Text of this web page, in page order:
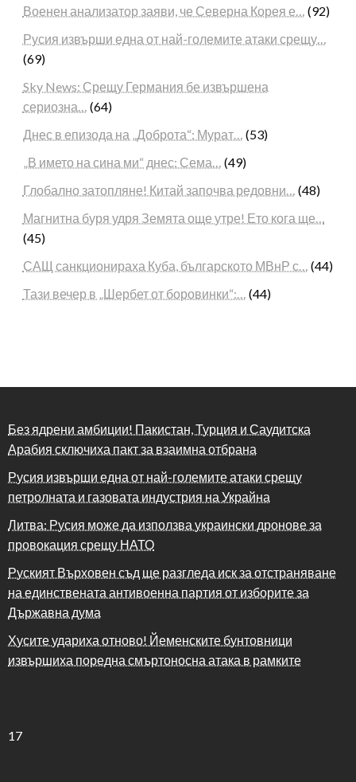
Военен анализатор заяви, че Северна Корея е… (92)
Русия извърши една от най-големите атаки срещу…
(69)
Sky News: Срещу Германия бе извършена
сериозна… (64)
Днес в епизода на „Доброта“: Мурат… (53)
„В името на сина ми“ днес: Сема… (49)
Глобално затопляне! Китай започва редовни… (48)
Магнитна буря удря Земята още утре! Ето кога ще…
(45)
САЩ санкционираха Куба, българското МВнР с… (44)
Тази вечер в „Шербет от боровинки“:… (44)
Без ядрени амбиции! Пакистан, Турция и Саудитска
Арабия сключиха пакт за взаимна отбрана
Русия извърши една от най-големите атаки срещу
петролната и газовата индустрия на Украйна
Литва: Русия може да използва украински дронове за
провокация срещу НАТО
Руският Върховен съд ще разгледа иск за отстраняване
на единствената антивоенна партия от изборите за
Държавна дума
Хусите удариха отново! Йеменските бунтовници
извършиха поредна смъртоносна атака в рамките
17